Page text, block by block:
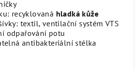
recyklovaná hladká kůže
: textil, ventilační systém VTS
odpařování potu
antibakteriální stélka